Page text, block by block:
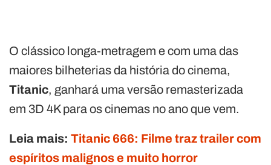
O clássico longa-metragem e com uma das
maiores bilheterias da história do cinema,
Titanic, ganhará uma versão remasterizada
em 3D 4K para os cinemas no ano que vem.
Leia mais: Titanic 666: Filme traz trailer com
espíritos malignos e muito horror